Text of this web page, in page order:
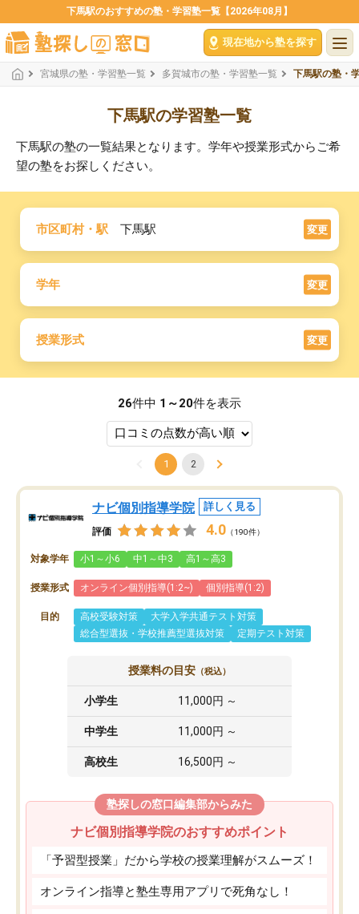
下馬駅のおすすめの塾・学習塾一覧【2026年08月】
現在地から塾を探す
宮城県の塾・学習塾一覧 多賀城市の塾・学習塾一覧 下馬駅の塾・
下馬駅の学習塾一覧
下馬駅の塾の一覧結果となります。学年や授業形式からご希
望の塾をお探しください。
市区町村・駅 下馬駅 変更
学年 変更
授業形式 変更
26件中 1～20件を表示
1 2
ナビ個別指導学院 詳しく見る
評価 4.0 （190件）
対象学年 小1～小6 中1～中3 高1～高3
授業形式 オンライン個別指導(1:2~) 個別指導(1:2)
目的 高校受験対策
大学入学共通テスト対策
総合型選抜・学校推薦型選抜対策
定期テスト対策
授業料の目安 （税込）
小学生 11,000円 ～
中学生 11,000円 ～
高校生 16,500円 ～
塾探しの窓口編集部からみた
ナビ個別指導学院のおすすめポイント
「予習型授業」だから学校の授業理解がスムーズ！
オンライン指導と塾生専用アプリで死角なし！